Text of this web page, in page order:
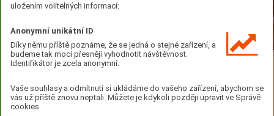
uložením volitelných informací:
Anonymní unikátní ID
Díky němu příště poznáme, že se jedná o stejné zařízení, a
budeme tak moci přesněji vyhodnotit návštěvnost.
Identifikátor je zcela anonymní.
Vaše souhlasy a odmítnutí si ukládáme do vašeho zařízení, abychom se
vás už příště znovu neptali. Můžete je kdykoli později upravit ve Správě
cookies
23 514
Do studie TOP Zaměstnavatelé 2026 se zapojilo
23 514 středoškolských a vysokoškolských studentů.